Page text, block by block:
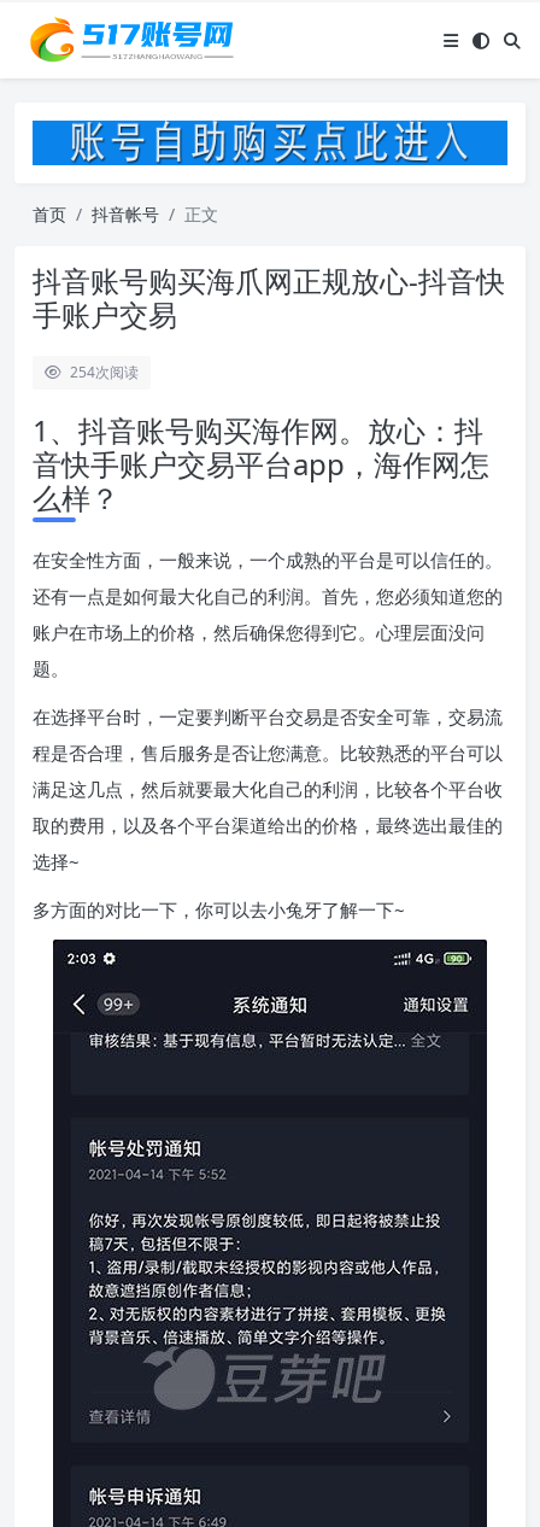
首页 抖音帐号 正文
抖音账号购买海爪网正规放心-抖音快
手账户交易
254次阅读
1、抖音账号购买海作网。放心：抖
音快手账户交易平台app，海作网怎
么样？
在安全性方面，一般来说，一个成熟的平台是可以信任的。
还有一点是如何最大化自己的利润。首先，您必须知道您的
账户在市场上的价格，然后确保您得到它。心理层面没问
题。
在选择平台时，一定要判断平台交易是否安全可靠，交易流
程是否合理，售后服务是否让您满意。比较熟悉的平台可以
满足这几点，然后就要最大化自己的利润，比较各个平台收
取的费用，以及各个平台渠道给出的价格，最终选出最佳的
选择~
多方面的对比一下，你可以去小兔牙了解一下~